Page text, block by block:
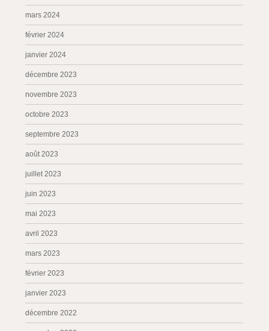
mars 2024
février 2024
janvier 2024
décembre 2023
novembre 2023
octobre 2023
septembre 2023
août 2023
juillet 2023
juin 2023
mai 2023
avril 2023
mars 2023
février 2023
janvier 2023
décembre 2022